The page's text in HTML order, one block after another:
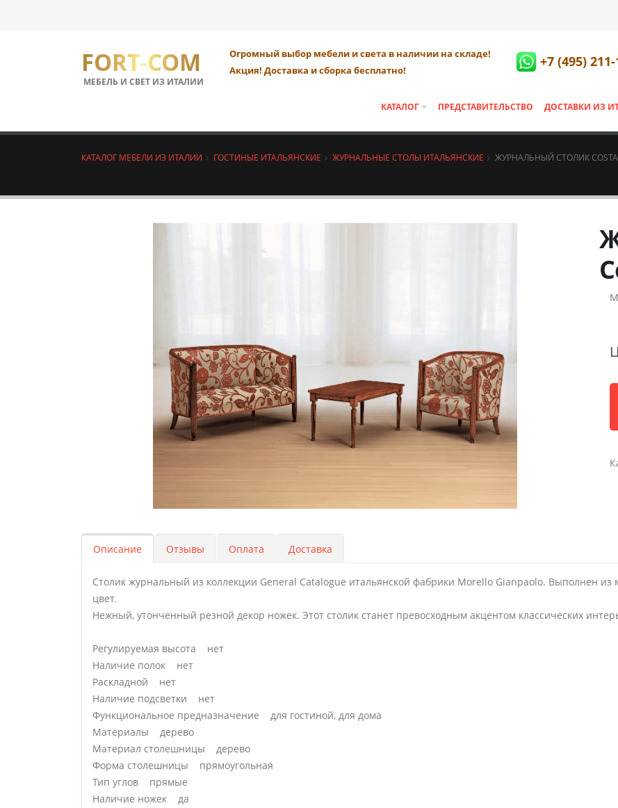
FORT-COM
МЕБЕЛЬ И СВЕТ ИЗ ИТАЛИИ
Огромный выбор мебели и света в наличии на складе!
Акция! Доставка и сборка бесплатно!
+7 (495)
КАТАЛОГ ПРЕДСТАВИТЕЛЬСТВО ДОСТАВКИ ИЗ
КАТАЛОГ МЕБЕЛИ ИЗ ИТАЛИИ ГОСТИНЫЕ ИТАЛЬЯНСКИЕ ЖУРНАЛЬНЫЕ СТОЛЫ ИТАЛЬЯНСКИЕ ЖУРНАЛЬНЫЙ СТОЛИК
Описание Отзывы Оплата Доставка
Столик журнальный из коллекции General Catalogue итальянской фабрики Morello Gianpaolo. Выполнен
цвет.
Нежный, утонченный резной декор ножек. Этот столик станет превосходным акцентом классических
Регулируемая высота нет
Наличие полок нет
Раскладной нет
Наличие подсветки нет
Функциональное предназначение для гостиной, для дома
Материалы дерево
Материал столешницы дерево
Форма столешницы прямоугольная
Тип углов прямые
Наличие ножек да